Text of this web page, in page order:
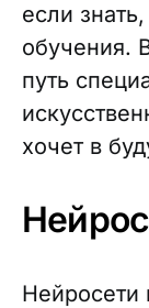
если
обучения.
путь
хочет в
Нейросети